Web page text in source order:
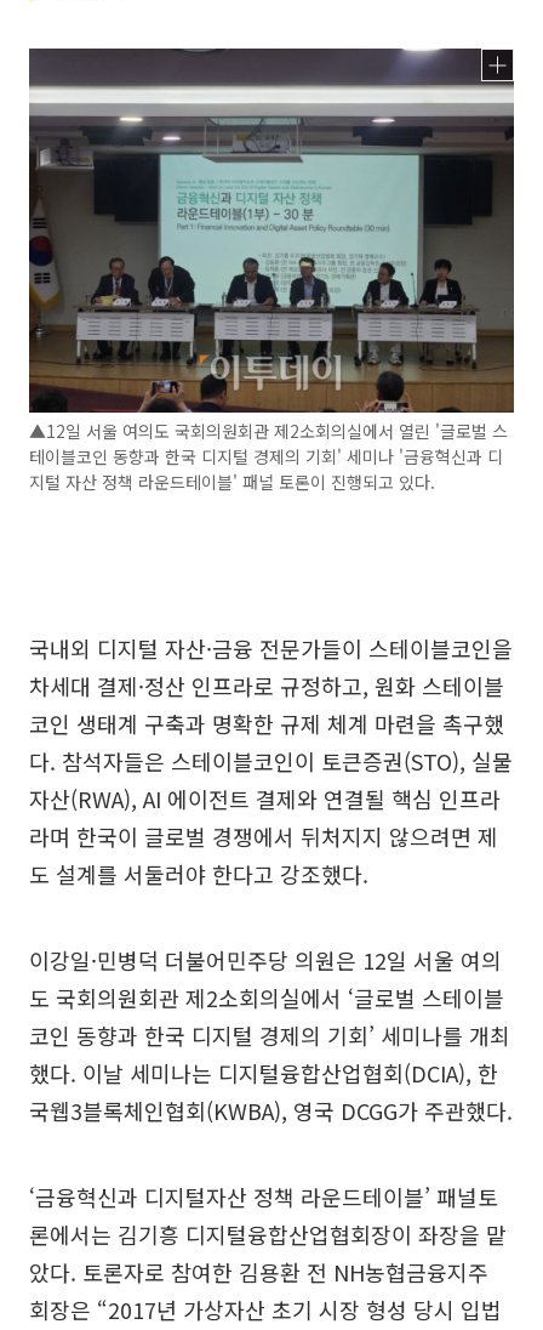
▲12일 서울 여의도 국회의원회관 제2소회의실에서 열린 '글로벌 스
테이블코인 동향과 한국 디지털 경제의 기회' 세미나 '금융혁신과 디
지털 자산 정책 라운드테이블' 패널 토론이 진행되고 있다.
국내외 디지털 자산·금융 전문가들이 스테이블코인을
차세대 결제·정산 인프라로 규정하고, 원화 스테이블
코인 생태계 구축과 명확한 규제 체계 마련을 촉구했
다. 참석자들은 스테이블코인이 토큰증권(STO), 실물
자산(RWA), AI 에이전트 결제와 연결될 핵심 인프라
라며 한국이 글로벌 경쟁에서 뒤처지지 않으려면 제
도 설계를 서둘러야 한다고 강조했다.
이강일·민병덕 더불어민주당 의원은 12일 서울 여의
도 국회의원회관 제2소회의실에서 ‘글로벌 스테이블
코인 동향과 한국 디지털 경제의 기회’ 세미나를 개최
했다. 이날 세미나는 디지털융합산업협회(DCIA), 한
국웹3블록체인협회(KWBA), 영국 DCGG가 주관했다.
‘금융혁신과 디지털자산 정책 라운드테이블’ 패널토
론에서는 김기흥 디지털융합산업협회장이 좌장을 맡
았다. 토론자로 참여한 김용환 전 NH농협금융지주
회장은 “2017년 가상자산 초기 시장 형성 당시 입법